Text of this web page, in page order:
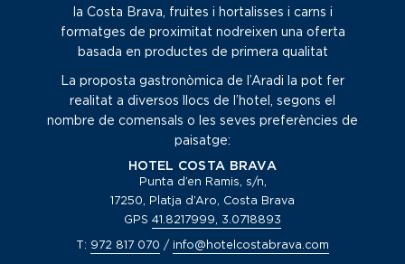
la Costa Brava, fruites i hortalisses i carns i
formatges de proximitat nodreixen una oferta
basada en productes de primera qualitat
La proposta gastronòmica de l’Aradi la pot fer
realitat a diversos llocs de l’hotel, segons el
nombre de comensals o les seves preferències de
paisatge:
HOTEL COSTA BRAVA
Punta d’en Ramis, s/n,
17250, Platja d’Aro, Costa Brava
GPS 41.8217999, 3.0718893
T: 972 817 070 / info@hotelcostabrava.com